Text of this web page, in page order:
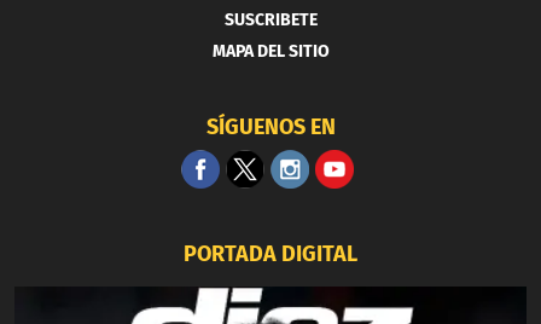
SUSCRIBETE
MAPA DEL SITIO
SÍGUENOS EN
PORTADA DIGITAL